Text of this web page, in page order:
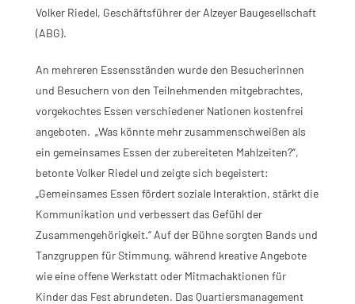
Volker Riedel, Geschäftsführer der Alzeyer Baugesellschaft
(ABG).
An mehreren Essensständen wurde den Besucherinnen
und Besuchern von den Teilnehmenden mitgebrachtes,
vorgekochtes Essen verschiedener Nationen kostenfrei
angeboten. „Was könnte mehr zusammenschweißen als
ein gemeinsames Essen der zubereiteten Mahlzeiten?“,
betonte Volker Riedel und zeigte sich begeistert:
„Gemeinsames Essen fördert soziale Interaktion, stärkt die
Kommunikation und verbessert das Gefühl der
Zusammengehörigkeit.“ Auf der Bühne sorgten Bands und
Tanzgruppen für Stimmung, während kreative Angebote
wie eine offene Werkstatt oder Mitmachaktionen für
Kinder das Fest abrundeten. Das Quartiersmanagement